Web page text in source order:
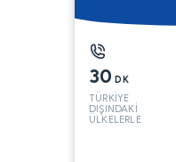
30 DK
TÜRKİYE
DIŞINDAKİ
ÜLKELERLE